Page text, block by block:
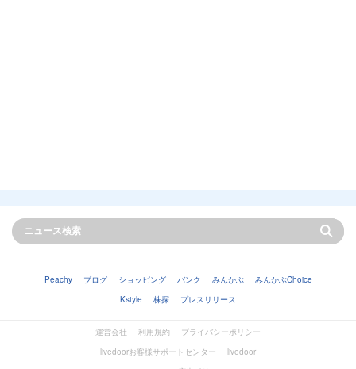
Peachy ブログ ショッピング バンク みんかぶ
みんかぶChoice
Kstyle
株探 プレスリリース
運営会社 利用規約
プライバシーポリシー
livedoorお客様サポートセンター
livedoor